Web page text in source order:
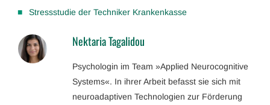
Stressstudie der Techniker Krankenkasse
Nektaria Tagalidou
Psychologin im Team »Applied Neurocognitive
Systems«. In ihrer Arbeit befasst sie sich mit
neuroadaptiven Technologien zur Förderung